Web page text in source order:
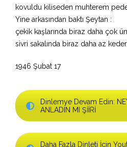
kovuldu kiliseden muhterem
Yine arkasından baktı Şeytan :
çekik kaşlarında biraz daha çok
sivri sakalında biraz daha az
1946 Şubat 17
Dinlemye Devam Edin:
ANLADIN MI ŞİİRİ
Daha Fazla Dinleti İçin